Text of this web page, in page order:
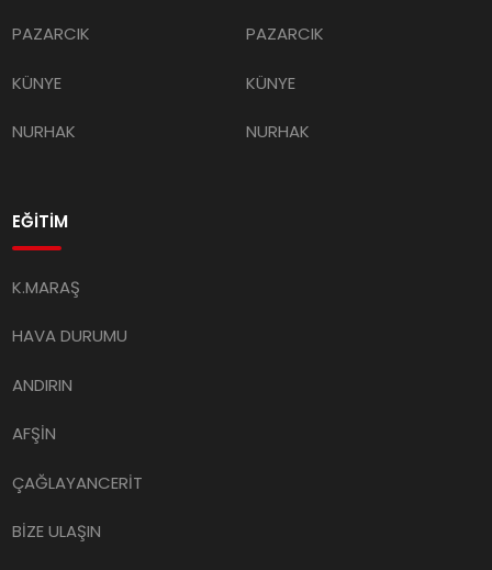
PAZARCIK
KÜNYE
NURHAK
PAZARCIK
KÜNYE
NURHAK
EĞİTİM
K.MARAŞ
HAVA DURUMU
ANDIRIN
AFŞİN
ÇAĞLAYANCERİT
BİZE ULAŞIN